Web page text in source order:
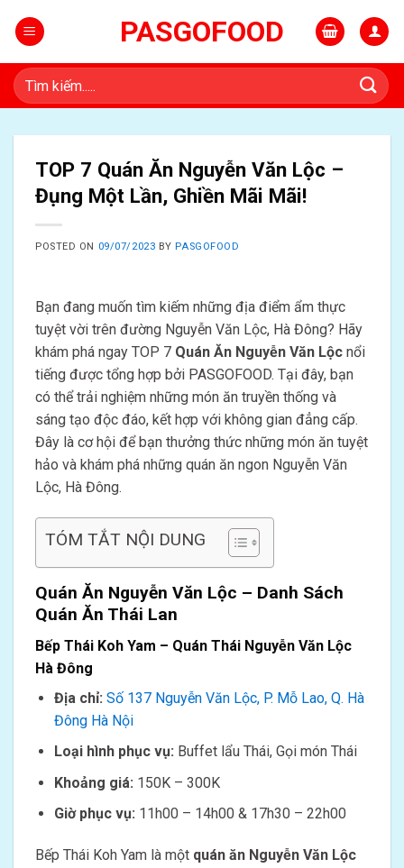
PASGOFOOD
Tìm
kiếm:
TOP 7 Quán Ăn Nguyễn Văn Lộc –
Đụng Một Lần, Ghiền Mãi Mãi!
POSTED ON 09/07/2023 BY PASGOFOOD
Bạn đang muốn tìm kiếm những địa điểm ẩm thực
tuyệt vời trên đường Nguyễn Văn Lộc, Hà Đông? Hãy
khám phá ngay TOP 7 Quán Ăn Nguyễn Văn Lộc nổi
tiếng được tổng hợp bởi PASGOFOOD. Tại đây, bạn
có thể trải nghiệm những món ăn truyền thống và
sáng tạo độc đáo, kết hợp với không gian đẳng cấp.
Đây là cơ hội để bạn thưởng thức những món ăn tuyệt
hảo và khám phá những quán ăn ngon Nguyễn Văn
Lộc, Hà Đông.
TÓM TẮT NỘI DUNG
Quán Ăn Nguyễn Văn Lộc – Danh Sách
Quán Ăn Thái Lan
Bếp Thái Koh Yam – Quán Thái Nguyễn Văn Lộc
Hà Đông
Địa chỉ: Số 137 Nguyễn Văn Lộc, P. Mỗ Lao, Q. Hà
Đông Hà Nội
Loại hình phục vụ: Buffet lẩu Thái, Gọi món Thái
Khoảng giá: 150K – 300K
Giờ phục vụ: 11h00 – 14h00 & 17h30 – 22h00
Bếp Thái Koh Yam là một quán ăn Nguyễn Văn Lộc